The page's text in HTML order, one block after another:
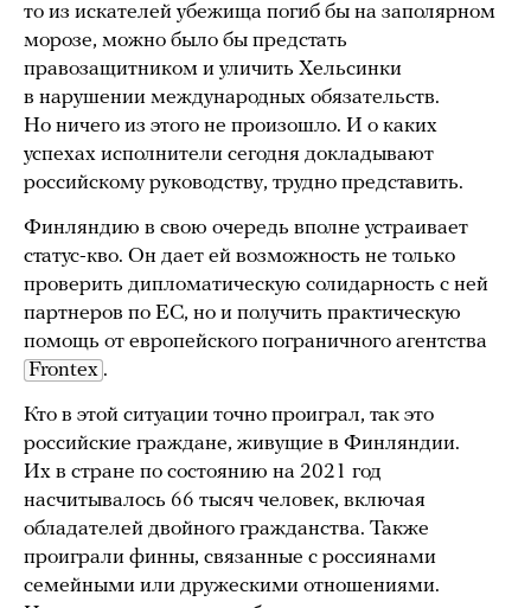
то из искателей убежища погиб бы на заполярном
морозе, можно было бы предстать
правозащитником и уличить Хельсинки
в нарушении международных обязательств.
Но ничего из этого не произошло. И о каких
успехах исполнители сегодня докладывают
российскому руководству, трудно представить.
Финляндию в свою очередь вполне устраивает
статус-кво. Он дает ей возможность не только
проверить дипломатическую солидарность с ней
партнеров по ЕС, но и получить практическую
помощь от европейского пограничного агентства
Frontex .
Кто в этой ситуации точно проиграл, так это
российские граждане, живущие в Финляндии.
Их в стране по состоянию на 2021 год
насчитывалось 66 тысяч человек, включая
обладателей двойного гражданства. Также
проиграли финны, связанные с россиянами
семейными или дружескими отношениями.